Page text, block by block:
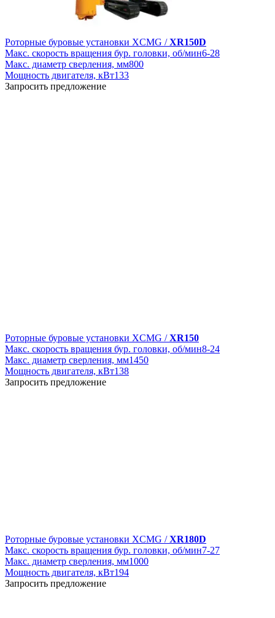
Роторные буровые установки XCMG /XR150D
Макс. скорость вращения бур. головки, об/мин6-28
Макс. диаметр сверления, мм800
Мощность двигателя, кВт133
Запросить предложение
Роторные буровые установки XCMG /XR150
Макс. скорость вращения бур. головки, об/мин8-24
Макс. диаметр сверления, мм1450
Мощность двигателя, кВт138
Запросить предложение
Роторные буровые установки XCMG /XR180D
Макс. скорость вращения бур. головки, об/мин7-27
Макс. диаметр сверления, мм1000
Мощность двигателя, кВт194
Запросить предложение